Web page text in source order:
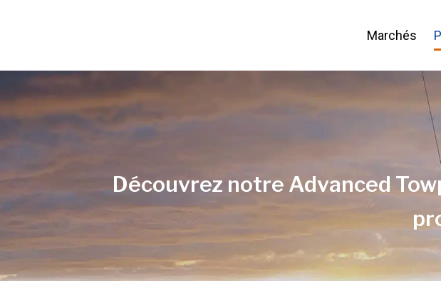
Marchés
Découvrez notre Advanced